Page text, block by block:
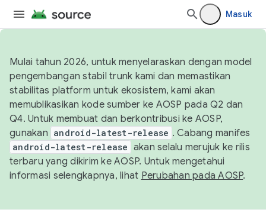
Masuk
Mulai tahun 2026, untuk menyelaraskan dengan model
pengembangan stabil trunk kami dan memastikan
stabilitas platform untuk ekosistem, kami akan
memublikasikan kode sumber ke AOSP pada Q2 dan
Q4. Untuk membuat dan berkontribusi ke AOSP,
gunakan android-latest-release . Cabang manifes
android-latest-release akan selalu merujuk ke rilis
terbaru yang dikirim ke AOSP. Untuk mengetahui
informasi selengkapnya, lihat Perubahan pada AOSP.